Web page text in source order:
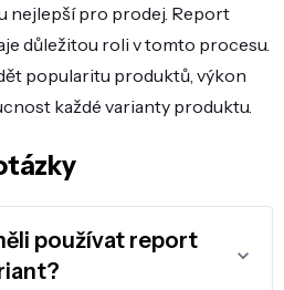
nejlepší pro prodej. Report
důležitou roli v tomto procesu.
popularitu produktů, výkon
každé varianty produktu.
používat report